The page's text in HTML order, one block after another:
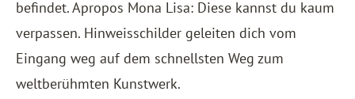
befindet. Apropos Mona Lisa: Diese kannst du kaum
verpassen. Hinweisschilder geleiten dich vom
Eingang weg auf dem schnellsten Weg zum
weltberühmten Kunstwerk.